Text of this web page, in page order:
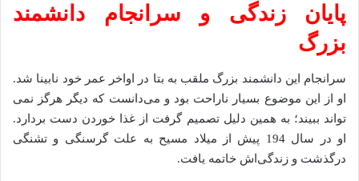
پایان زندگی و سرانجام دانشمند
بزرگ
سرانجام این دانشمند بزرگ ملقب به بتا در اواخر عمر خود نابینا شد.
او از این موضوع بسیار ناراحت بود و می‌دانست که دیگر هرگز نمی
تواند ببیند؛ به همین دلیل تصمیم گرفت از غذا خوردن دست بردارد.
او در سال 194 پیش از میلاد مسیح به علت گرسنگی و تشنگی
درگذشت و زندگی‌اش خاتمه یافت.